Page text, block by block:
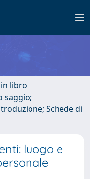
libro
saggio;
Schede di
luogo e